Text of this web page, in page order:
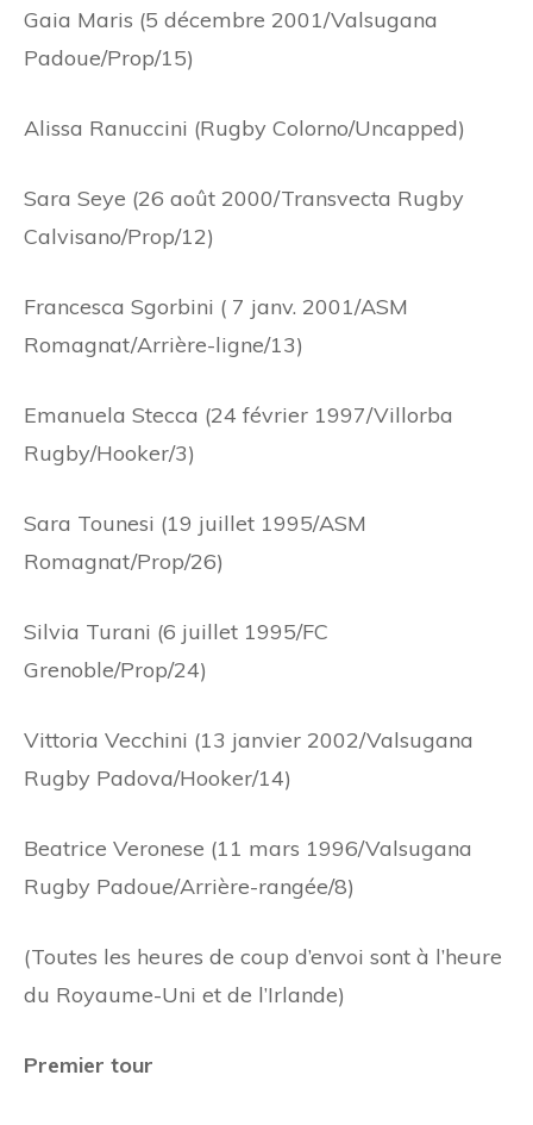
Gaia Maris (5 décembre 2001/Valsugana
Padoue/Prop/15)
Alissa Ranuccini (Rugby Colorno/Uncapped)
Sara Seye (26 août 2000/Transvecta Rugby
Calvisano/Prop/12)
Francesca Sgorbini ( 7 janv. 2001/ASM
Romagnat/Arrière-ligne/13)
Emanuela Stecca (24 février 1997/Villorba
Rugby/Hooker/3)
Sara Tounesi (19 juillet 1995/ASM
Romagnat/Prop/26)
Silvia Turani (6 juillet 1995/FC
Grenoble/Prop/24)
Vittoria Vecchini (13 janvier 2002/Valsugana
Rugby Padova/Hooker/14)
Beatrice Veronese (11 mars 1996/Valsugana
Rugby Padoue/Arrière-rangée/8)
(Toutes les heures de coup d’envoi sont à l’heure
du Royaume-Uni et de l’Irlande)
Premier tour